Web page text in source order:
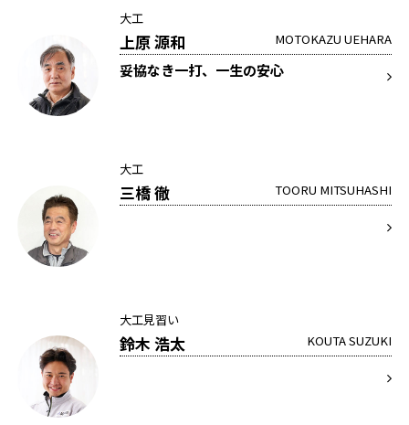
大工
MOTOKAZU UEHARA
上原 源和
妥協なき一打、一生の安心
大工
TOORU MITSUHASHI
三橋 徹
大工見習い
KOUTA SUZUKI
鈴木 浩太